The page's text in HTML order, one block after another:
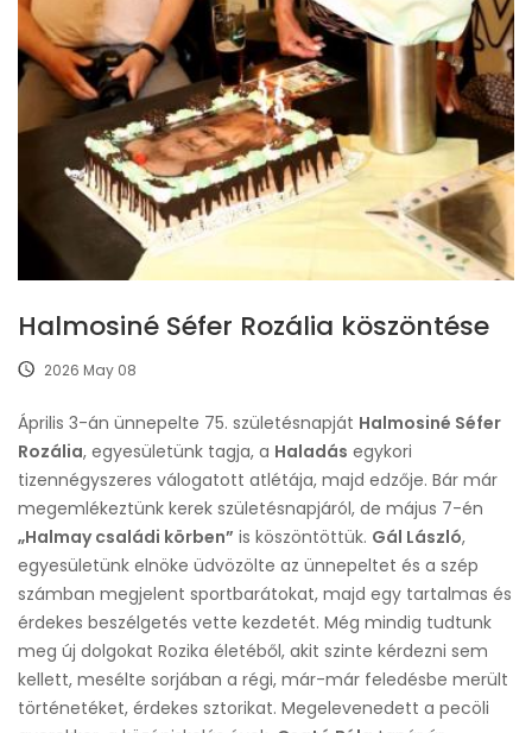
Halmosiné Séfer Rozália köszöntése
2026 May 08
Április 3-án ünnepelte 75. születésnapját Halmosiné Séfer
Rozália, egyesületünk tagja, a Haladás egykori
tizennégyszeres válogatott atlétája, majd edzője. Bár már
megemlékeztünk kerek születésnapjáról, de május 7-én
„Halmay családi körben” is köszöntöttük. Gál László,
egyesületünk elnöke üdvözölte az ünnepeltet és a szép
számban megjelent sportbarátokat, majd egy tartalmas és
érdekes beszélgetés vette kezdetét. Még mindig tudtunk
meg új dolgokat Rozika életéből, akit szinte kérdezni sem
kellett, mesélte sorjában a régi, már-már feledésbe merült
történetéket, érdekes sztorikat. Megelevenedett a pecöli